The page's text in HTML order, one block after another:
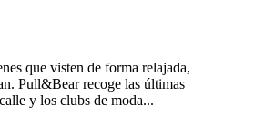
que visten de forma relajada,
Pull&Bear recoge las últimas
y los clubs de moda...